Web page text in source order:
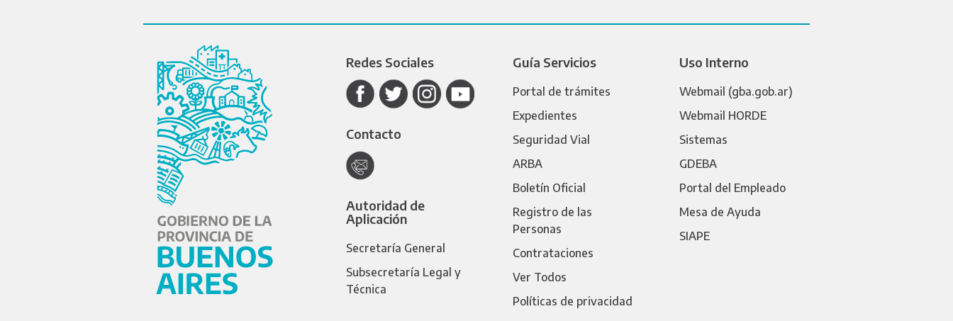
Redes Sociales
Contacto
Autoridad de
Aplicación
Secretaría General
Subsecretaría Legal y
Técnica
Guía Servicios
Portal de trámites
Expedientes
Seguridad Vial
ARBA
Boletín Oficial
Registro de las
Personas
Contrataciones
Ver Todos
Políticas de privacidad
Uso Interno
Webmail (gba.gob.ar)
Webmail HORDE
Sistemas
GDEBA
Portal del Empleado
Mesa de Ayuda
SIAPE